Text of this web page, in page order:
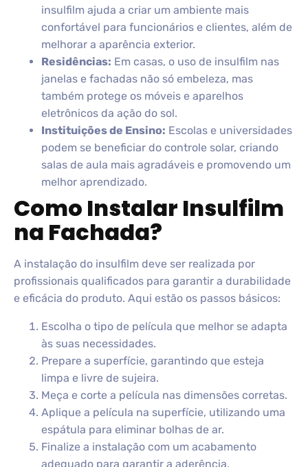
insulfilm ajuda a criar um ambiente mais
confortável para funcionários e clientes, além de
melhorar a aparência exterior.
Residências: Em casas, o uso de insulfilm nas
janelas e fachadas não só embeleza, mas
também protege os móveis e aparelhos
eletrônicos da ação do sol.
Instituições de Ensino: Escolas e universidades
podem se beneficiar do controle solar, criando
salas de aula mais agradáveis e promovendo um
melhor aprendizado.
Como Instalar Insulfilm
na Fachada?
A instalação do insulfilm deve ser realizada por
profissionais qualificados para garantir a durabilidade
e eficácia do produto. Aqui estão os passos básicos:
Escolha o tipo de película que melhor se adapta
às suas necessidades.
Prepare a superfície, garantindo que esteja
limpa e livre de sujeira.
Meça e corte a película nas dimensões corretas.
Aplique a película na superfície, utilizando uma
espátula para eliminar bolhas de ar.
Finalize a instalação com um acabamento
adequado para garantir a aderência.